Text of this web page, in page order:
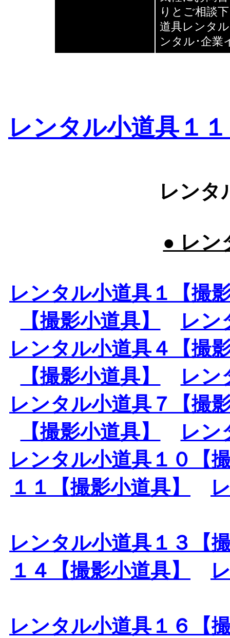
りとご相談
道具レンタ
ンタル･企業
レンタル小道具１
レンタ
● レン
レンタル小道具１【撮
【撮影小道具】
レン
レンタル小道具４【撮
【撮影小道具】
レン
レンタル小道具７【撮
【撮影小道具】
レン
レンタル小道具１０【
１１【撮影小道具】
レンタル小道具１３【
１４【撮影小道具】
レンタル小道具１６【